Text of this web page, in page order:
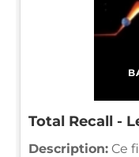
Total Recall -
Description: Ce